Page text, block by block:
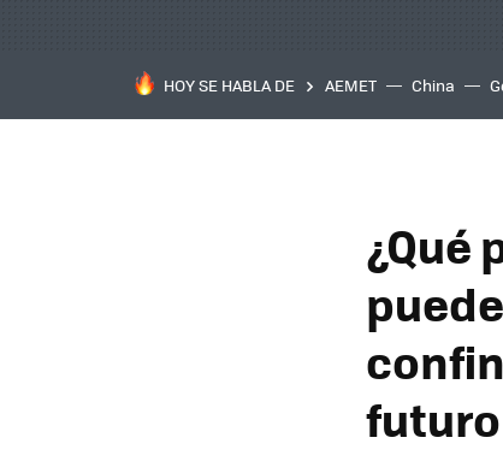
HOY SE HABLA DE AEMET China
¿Qué
futuro